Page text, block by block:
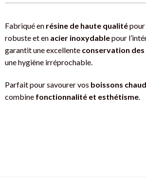
Fabriqué en résine de haute qualitépour
robuste et en acier inoxydablepour
garantit une excellente conservation
une hygiène irréprochable.
Parfait pour savourer vos boissons
combine fonctionnalité et esthétisme.